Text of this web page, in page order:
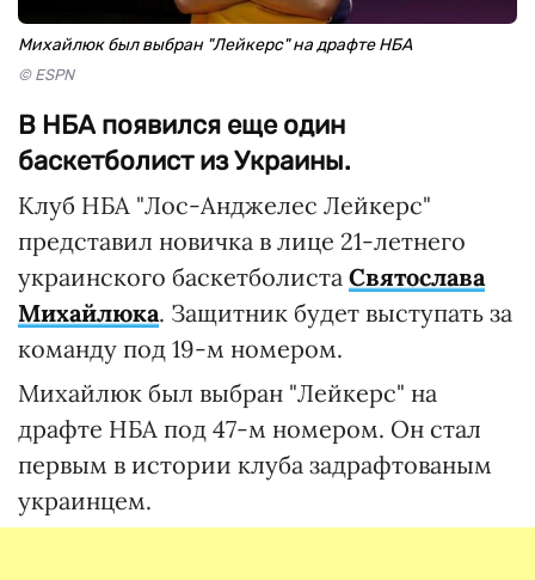
Михайлюк был выбран "Лейкерс" на драфте НБА
© ESPN
В НБА появился еще один
баскетболист из Украины.
Клуб НБА "Лос-Анджелес Лейкерс"
представил новичка в лице 21-летнего
украинского баскетболиста Святослава
Михайлюка. Защитник будет выступать за
команду под 19-м номером.
Михайлюк был выбран "Лейкерс" на
драфте НБА под 47-м номером. Он стал
первым в истории клуба задрафтованым
украинцем.